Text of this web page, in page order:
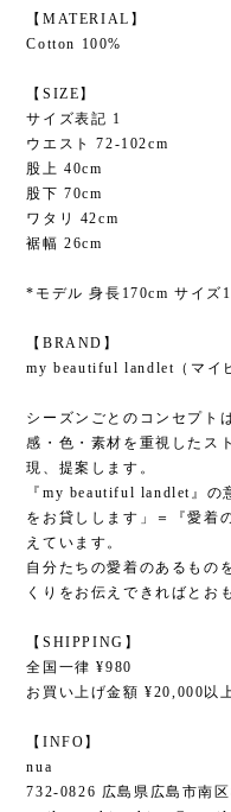
【MATERIAL】
Cotton 100%
【SIZE】
サイズ表記 1
ウエスト 72-102cm
股上 40cm
股下 70cm
ワタリ 42cm
裾幅 26cm
*モデル 身長170cm サイズ1
【BRAND】
my beautiful landlet（マイ
シーズンごとのコンセプト
感・色・素材を重視したス
現、提案します。
『my beautiful landlet』の
をお貸しします」＝『愛着
えています。
自分たちの愛着のあるもの
くりをお伝えできればとお
【SHIPPING】
全国一律 ¥980
お買い上げ金額 ¥20,000以
【INFO】
nua
732-0826 広島県広島市南